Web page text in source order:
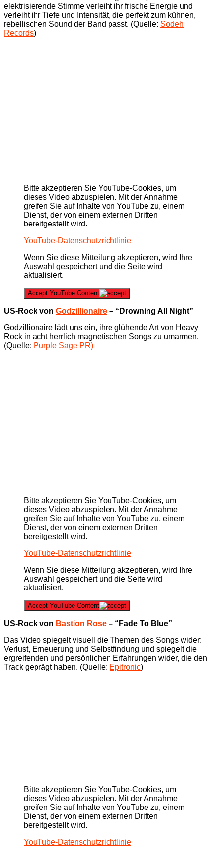
elektrisierende Stimme verleiht ihr frische Energie und
verleiht ihr Tiefe und Intensität, die perfekt zum kühnen,
rebellischen Sound der Band passt. (Quelle: Sodeh
Records)
Bitte akzeptieren Sie YouTube-Cookies, um
dieses Video abzuspielen. Mit der Annahme
greifen Sie auf Inhalte von YouTube zu, einem
Dienst, der von einem externen Dritten
bereitgestellt wird.
YouTube-Datenschutzrichtlinie
Wenn Sie diese Mitteilung akzeptieren, wird Ihre
Auswahl gespeichert und die Seite wird
aktualisiert.
Accept YouTube Content
US-Rock von Godzillionaire – “Drowning All Night”
Godzillionaire lädt uns ein, ihre glühende Art von Heavy
Rock in acht herrlich magnetischen Songs zu umarmen.
(Quelle: Purple Sage PR)
Bitte akzeptieren Sie YouTube-Cookies, um
dieses Video abzuspielen. Mit der Annahme
greifen Sie auf Inhalte von YouTube zu, einem
Dienst, der von einem externen Dritten
bereitgestellt wird.
YouTube-Datenschutzrichtlinie
Wenn Sie diese Mitteilung akzeptieren, wird Ihre
Auswahl gespeichert und die Seite wird
aktualisiert.
Accept YouTube Content
US-Rock von Bastion Rose – “Fade To Blue”
Das Video spiegelt visuell die Themen des Songs wider:
Verlust, Erneuerung und Selbstfindung und spiegelt die
ergreifenden und persönlichen Erfahrungen wider, die den
Track geprägt haben. (Quelle: Epitronic)
Bitte akzeptieren Sie YouTube-Cookies, um
dieses Video abzuspielen. Mit der Annahme
greifen Sie auf Inhalte von YouTube zu, einem
Dienst, der von einem externen Dritten
bereitgestellt wird.
YouTube-Datenschutzrichtlinie